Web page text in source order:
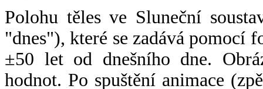
Polohu těles ve Sluneční
"dnes"), které se zadává pomocí
±50 let od dnešního dne.
hodnot. Po spuštění animace